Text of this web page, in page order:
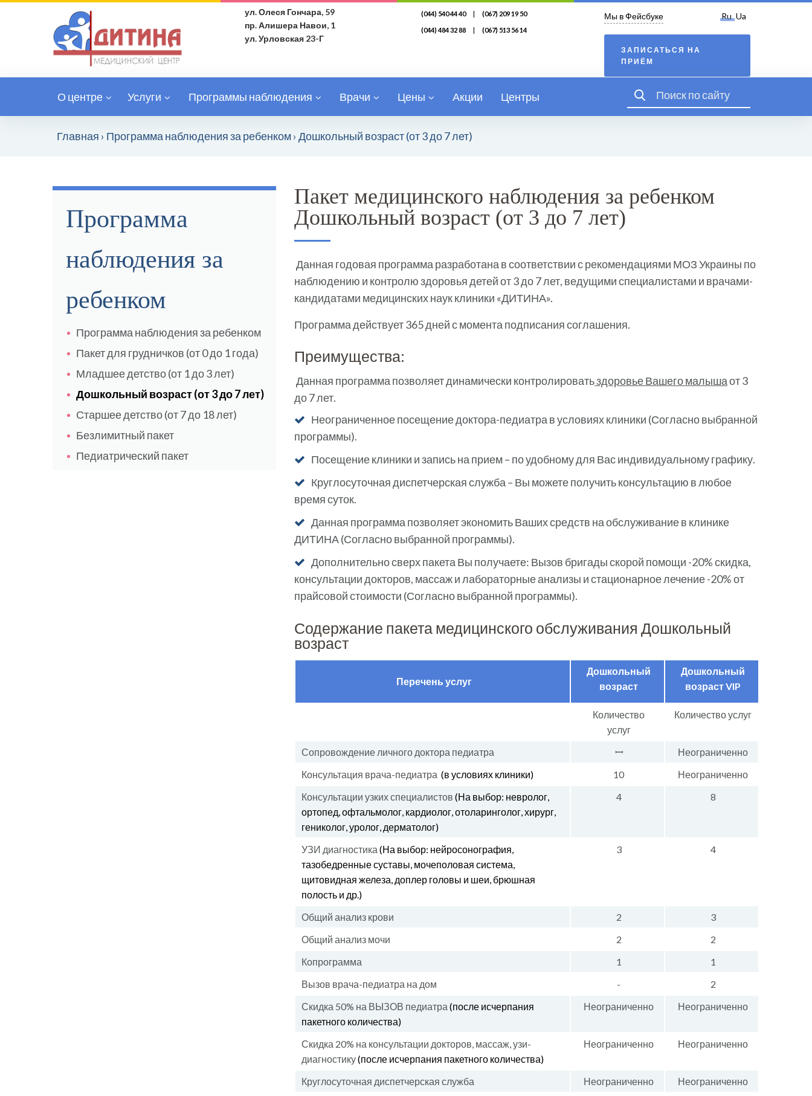
ул. Олеся Гончара, 59
пр. Алишера Навои, 1
ул. Урловская 23-Г
(044) 540 44 40 | (067) 209 19 50
(044) 484 32 88 | (067) 513 56 14
Мы в Фейсбуке Ru Ua
ЗАПИСАТЬСЯ НА
ПРИЁМ
О центре Услуги Программы наблюдения Врачи Цены Акции Центры
Главная › Программа наблюдения за ребенком› Дошкольный возраст (от 3 до 7 лет)
Пакет медицинского наблюдения за ребенком
Дошкольный возраст (от 3 до 7 лет)
Данная годовая программа разработана в соответствии с рекомендациями МОЗ Украины по
наблюдению и контролю здоровья детей от 3 до 7 лет, ведущими специалистами и врачами-
кандидатами медицинских наук клиники «ДИТИНА».
Программа действует 365 дней с момента подписания соглашения.
Преимущества:
Данная программа позволяет динамически контролироватьздоровье Вашего малышаот 3
до 7 лет.
Неограниченное посещение доктора-педиатра в условиях клиники (Согласно выбранной
программы).
Посещение клиники и запись на прием – по удобному для Вас индивидуальному графику.
Круглосуточная диспетчерская служба – Вы можете получить консультацию в любое
время суток.
Данная программа позволяет экономить Ваших средств на обслуживание в клинике
ДИТИНА (Согласно выбранной программы).
Дополнительно сверх пакета Вы получаете: Вызов бригады скорой помощи -20% скидка,
консультации докторов, массаж и лабораторные анализы и стационарное лечение -20% от
прайсовой стоимости (Согласно выбранной программы).
Содержание пакета медицинского обслуживания Дошкольный
возраст
Перечень услуг
Дошкольный
возраст
Дошкольный
возраст VIP
Количество
услуг
Количество услуг
Сопровождение личного доктора педиатра ꟷ
Неограниченно
Консультация врача-педиатра (в условиях клиники) 10
Неограниченно
Консультации узких специалистов (На выбор: невролог,
ортопед, офтальмолог, кардиолог, отоларинголог, хирург,
гениколог, уролог, дерматолог)
4 8
УЗИ диагностика (На выбор: нейросонография,
тазобедренные суставы, мочеполовая система,
щитовидная железа, доплер головы и шеи, брюшная
полость и др.)
3 4
Общий анализ крови 2
3
Общий анализ мочи
2
2
Копрограмма
1
1
Вызов врача-педиатра на дом
-
2
Скидка 50% на ВЫЗОВ педиатра (после исчерпания
пакетного количества)
Неограниченно Неограниченно
Скидка 20% на консультации докторов, массаж, узи-
диагностику(после исчерпания пакетного количества)
Неограниченно Неограниченно
Круглосуточная диспетчерская служба Неограниченно Неограниченно
Программа
наблюдения за
ребенком
Программа наблюдения за ребенком
Пакет для грудничков (от 0 до 1 года)
Младшее детство (от 1 до 3 лет)
Дошкольный возраст (от 3 до 7 лет)
Старшее детство (от 7 до 18 лет)
Безлимитный пакет
Педиатрический пакет